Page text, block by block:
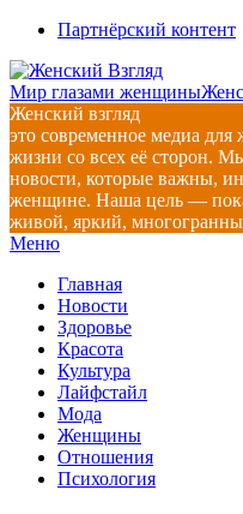
Перейти
содержимому
Партнёрский контент
Мир глазами женщины
Женский взгляд
это современное медиа для
жизни со всех её сторон.
новости, которые важны,
женщине. Наша цель —
живой, яркий,
Главное
меню
Меню
Главная
Новости
Здоровье
Красота
Культура
Лайфстайл
Мода
Женщины
Отношения
Психология